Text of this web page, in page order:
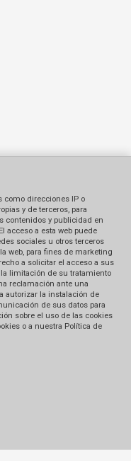
como direcciones IP o
y de terceros, para
contenidos y publicidad en
acceso a esta web puede
sociales u otros terceros
web, para fines de marketing
a solicitar el acceso a sus
limitación de su tratamiento
reclamación ante una
autorizar la instalación de
de sus datos para
sobre el uso de las cookies
o a nuestra Política de